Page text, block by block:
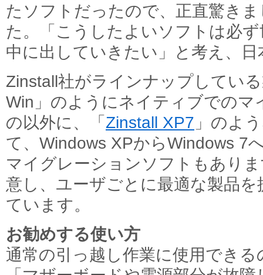
たソフトだったので、正直驚きま
た。「こうしたよいソフトは必
中に出していきたい」と考え、
Zinstall社がラインナップしてい
Win」のようにネイティブでのマ
の以外に、「 Zinstall XP7 」のよ
て、Windows XPからWindows 7
マイグレーションソフトもあり
意し、ユーザごとに最適な製品
ています。
お勧めする使い方
通常の引っ越し作業に使用でき